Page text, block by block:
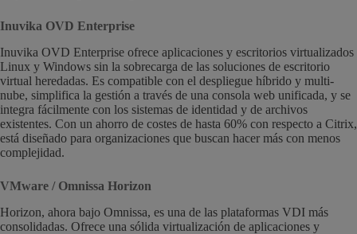
Inuvika OVD Enterprise
Inuvika OVD Enterprise ofrece aplicaciones y escritorios virtualizados
Linux y Windows sin la sobrecarga de las soluciones de escritorio
virtual heredadas. Es compatible con el despliegue híbrido y multi-
nube, simplifica la gestión a través de una consola web unificada, y se
integra fácilmente con los sistemas de identidad y de archivos
existentes. Con un ahorro de costes de hasta 60% con respecto a Citrix,
está diseñado para organizaciones que buscan hacer más con menos
complejidad.
VMware / Omnissa Horizon
Horizon, ahora bajo Omnissa, es una de las plataformas VDI más
consolidadas. Ofrece una sólida virtualización de aplicaciones y